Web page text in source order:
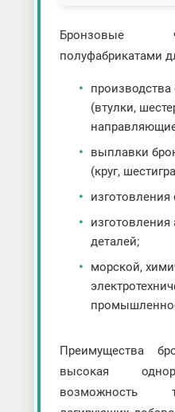
Бронзовые
полуфабрикатами
(втулки,
выплавки
(круг,
деталей;
морской,
Преимущества
высокая
возможность